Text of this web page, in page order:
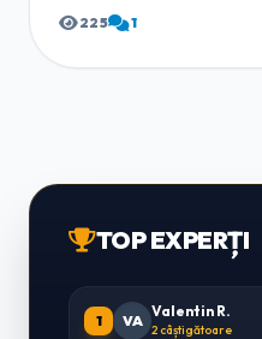
inclus. Voi cât ați m...
225 1
TOP EXPERȚI
1 VA Valentin R.
2 câștigătoare